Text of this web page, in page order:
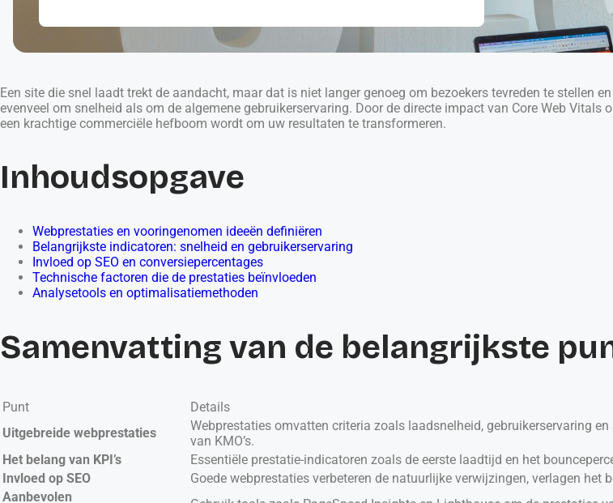
Een site die snel laadt trekt de aandacht, maar dat is niet langer genoeg om bezoekers tevreden te stellen
evenveel om snelheid als om de algemene gebruikerservaring. Door de directe impact van Core Web
een krachtige commerciële hefboom wordt om uw resultaten te transformeren.
Inhoudsopgave
Webprestaties en vooringenomen ideeën definiëren
Belangrijkste indicatoren: snelheid en gebruikerservaring
Invloed op SEO en conversiepercentages
Technische factoren die de prestaties beïnvloeden
Analysetools en optimalisatiemethoden
Samenvatting van de belangrijkste
Punt
Details
Uitgebreide webprestaties
Webprestaties omvatten criteria zoals laadsnelheid, gebruikerservaring
van KMO’s.
Het belang van KPI’s
Essentiële prestatie-indicatoren zoals de eerste laadtijd en het
Invloed op SEO
Goede webprestaties verbeteren de natuurlijke verwijzingen, verlagen het
Aanbevolen